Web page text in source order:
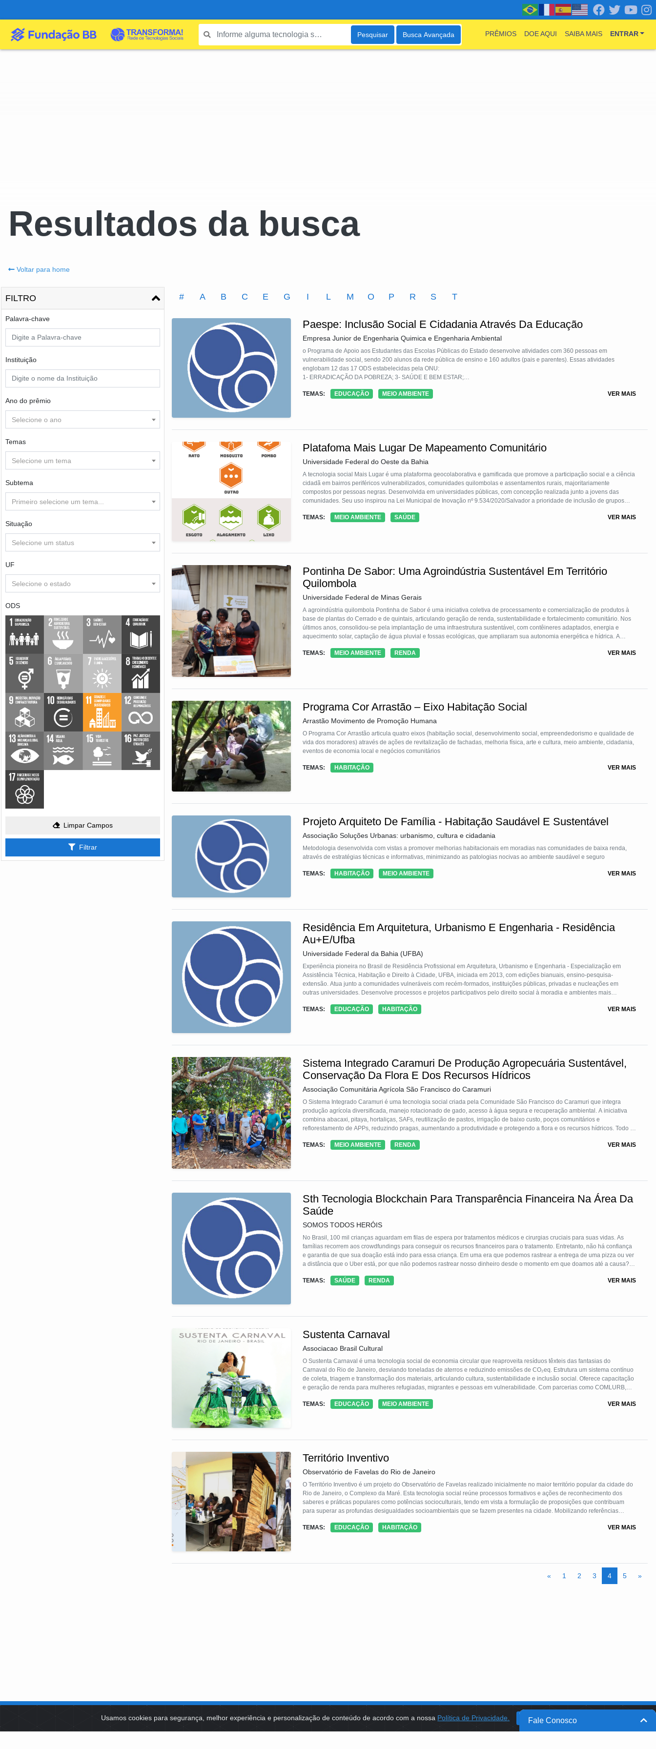
Usamos cookies para segurança, melhor experiência e personalização de conteúdo de acordo com a nossa Política de Privacidade. OK
Pesquisar Busca Avançada PRÊMIOS DOE AQUI SAIBA MAIS ENTRAR
Resultados da busca
Voltar para home
FILTRO
Palavra-chave
Instituição
Ano do prêmio
Selecione o ano
Temas
Selecione um tema
Subtema
Primeiro selecione um tema...
Situação
Selecione um status
UF
Selecione o estado
ODS
Limpar Campos
Filtrar
# A B C E G I L M O P R S T
Paespe: Inclusão Social E Cidadania Através Da Educação
Empresa Junior de Engenharia Quimica e Engenharia Ambiental
o Programa de Apoio aos Estudantes das Escolas Públicas do Estado desenvolve atividades com 360 pessoas em
vulnerabilidade social, sendo 200 alunos da rede pública de ensino e 160 adultos (pais e parentes). Essas atividades
englobam 12 das 17 ODS estabelecidas pela ONU:
1- ERRADICAÇÃO DA POBREZA; 3- SAÚDE E BEM ESTAR;
8-TRABALHO DECENTE E CRESCIMENTO ECONÔMICO; 9-INDUSTRIA, INOVAÇÃO E INFRAESTRUTURA; 10- REDUÇÃO
TEMAS: EDUCAÇÃO MEIO AMBIENTE VER MAIS
Platafoma Mais Lugar De Mapeamento Comunitário
Universidade Federal do Oeste da Bahia
A tecnologia social Mais Lugar é uma plataforma geocolaborativa e gamificada que promove a participação social e a ciência
cidadã em bairros periféricos vulnerabilizados, comunidades quilombolas e assentamentos rurais, majoritariamente
compostos por pessoas negras. Desenvolvida em universidades públicas, com concepção realizada junto a jovens das
comunidades. Seu uso inspirou na Lei Municipal de Inovação nº 9.534/2020/Salvador a prioridade de inclusão de grupos
exemplo aplicado por jovens de escolas públicas em cinco municípios da Bahia e experiências na Colômbia e Moçambique.
TEMAS: MEIO AMBIENTE SAÚDE VER MAIS
Pontinha De Sabor: Uma Agroindústria Sustentável Em Território
Quilombola
Universidade Federal de Minas Gerais
A agroindústria quilombola Pontinha de Sabor é uma iniciativa coletiva de processamento e comercialização de produtos à
base de plantas do Cerrado e de quintais, articulando geração de renda, sustentabilidade e fortalecimento comunitário. Nos
últimos anos, consolidou-se pela implantação de uma infraestrutura sustentável, com contêineres adaptados, energia e
aquecimento solar, captação de água pluvial e fossas ecológicas, que ampliaram sua autonomia energética e hídrica. A
fortalece a conservação, a transformação social, a segurança alimentar e o protagonismo feminino.
TEMAS: MEIO AMBIENTE RENDA VER MAIS
Programa Cor Arrastão – Eixo Habitação Social
Arrastão Movimento de Promoção Humana
O Programa Cor Arrastão articula quatro eixos (habitação social, desenvolvimento social, empreendedorismo e qualidade de
vida dos moradores) através de ações de revitalização de fachadas, melhoria física, arte e cultura, meio ambiente, cidadania,
eventos de economia local e negócios comunitários
TEMAS: HABITAÇÃO VER MAIS
Projeto Arquiteto De Família - Habitação Saudável E Sustentável
Associação Soluções Urbanas: urbanismo, cultura e cidadania
Metodologia desenvolvida com vistas a promover melhorias habitacionais em moradias nas comunidades de baixa renda,
através de estratégias técnicas e informativas, minimizando as patologias nocivas ao ambiente saudável e seguro
TEMAS: HABITAÇÃO MEIO AMBIENTE VER MAIS
Residência Em Arquitetura, Urbanismo E Engenharia - Residência
Au+E/Ufba
Universidade Federal da Bahia (UFBA)
Experiência pioneira no Brasil de Residência Profissional em Arquitetura, Urbanismo e Engenharia - Especialização em
Assistência Técnica, Habitação e Direito à Cidade, UFBA, iniciada em 2013, com edições bianuais, ensino-pesquisa-
extensão. Atua junto a comunidades vulneráveis com recém-formados, instituições públicas, privadas e nucleações em
outras universidades. Desenvolve processos e projetos participativos pelo direito social à moradia e ambientes mais
inovação e autogestão, promovendo instrumentos impulsionadores de cidades melhores e mais justas.
TEMAS: EDUCAÇÃO HABITAÇÃO VER MAIS
Sistema Integrado Caramuri De Produção Agropecuária Sustentável,
Conservação Da Flora E Dos Recursos Hídricos
Associação Comunitária Agrícola São Francisco do Caramuri
O Sistema Integrado Caramuri é uma tecnologia social criada pela Comunidade São Francisco do Caramuri que integra
produção agrícola diversificada, manejo rotacionado de gado, acesso à água segura e recuperação ambiental. A iniciativa
combina abacaxi, pitaya, hortaliças, SAFs, reutilização de pastos, irrigação de baixo custo, poços comunitários e
reflorestamento de APPs, reduzindo pragas, aumentando a produtividade e protegendo a flora e os recursos hídricos. Todo o
TEMAS:
MEIO AMBIENTE RENDA VER MAIS
Sth Tecnologia Blockchain Para Transparência Financeira Na Área Da
Saúde
SOMOS TODOS HERÓIS
No Brasil, 100 mil crianças aguardam em filas de espera por tratamentos médicos e cirurgias cruciais para suas vidas. As
famílias recorrem aos crowdfundings para conseguir os recursos financeiros para o tratamento. Entretanto, não há confiança
e garantia de que sua doação está indo para essa criança. Em uma era que podemos rastrear a entrega de uma pizza ou ver
a distância que o Uber está, por que não podemos rastrear nosso dinheiro desde o momento em que doamos até a causa? A
pessoas se conectem e tenham a prova de impacto com as causas que ajudam.
TEMAS: SAÚDE RENDA VER MAIS
Sustenta Carnaval
Associacao Brasil Cultural
O Sustenta Carnaval é uma tecnologia social de economia circular que reaproveita resíduos têxteis das fantasias do
Carnaval do Rio de Janeiro, desviando toneladas de aterros e reduzindo emissões de CO₂eq. Estrutura um sistema contínuo
de coleta, triagem e transformação dos materiais, articulando cultura, sustentabilidade e inclusão social. Oferece capacitação
e geração de renda para mulheres refugiadas, migrantes e pessoas em vulnerabilidade. Com parcerias como COMLURB,
TEMAS:
EDUCAÇÃO MEIO AMBIENTE VER MAIS
Território Inventivo
Observatório de Favelas do Rio de Janeiro
O Território Inventivo é um projeto do Observatório de Favelas realizado inicialmente no maior território popular da cidade do
Rio de Janeiro, o Complexo da Maré. Esta tecnologia social reúne processos formativos e ações de reconhecimento dos
saberes e práticas populares como potências socioculturais, tendo em vista a formulação de proposições que contribuam
para superar as profundas desigualdades socioambientais que se fazem presentes na cidade. Mobilizando referências
arranjos territoriais urbanos para desenvolvimento ambiental, urbano, cultural e econômico.
TEMAS: EDUCAÇÃO HABITAÇÃO VER MAIS
« 1 2 3 4 5 »
Fale Conosco
PLATAFORMA DE TECNOLOGIAS IDENTIDADE VISUAL BANCO DO BRASIL